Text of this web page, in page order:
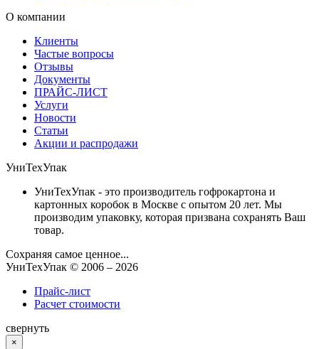
О компании
Клиенты
Частые вопросы
Отзывы
Документы
ПРАЙС-ЛИСТ
Услуги
Новости
Статьи
Акции и распродажи
УниТехУпак
УниТехУпак - это производитель гофрокартона и
картонных коробок в Москве с опытом 20 лет. Мы
производим упаковку, которая призвана сохранять Ваш
товар.
Сохраняя самое ценное...
УниТехУпак © 2006 – 2026
Прайс-лист
Расчет стоимости
свернуть
×